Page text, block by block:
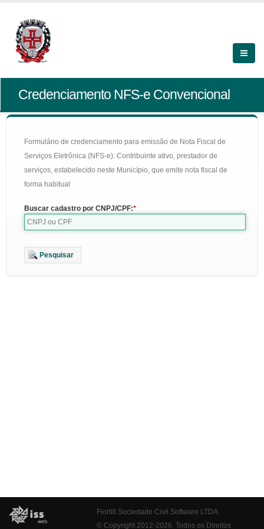
Credenciamento NFS-e Convencional
Formulário de credenciamento para emissão de Nota Fiscal de
Serviços Eletrônica (NFS-e): Contribuinte ativo, prestador de
serviços, estabelecido neste Município, que emite nota fiscal de
forma habitual
Buscar cadastro por CNPJ/CPF:
Pesquisar
Fiorilli Sociedade Civil Software LTDA
© Copyright 2012-2026. Todos os Direitos